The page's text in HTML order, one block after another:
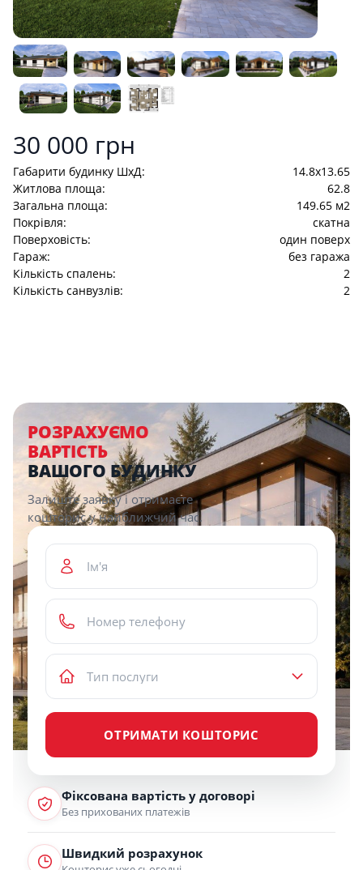
Product information
30 000 грн
Габарити будинку ШхД:
14.8x13.65
Житлова площа:
62.8
Загальна площа:
149.65 м2
Покрівля:
скатна
Поверховість:
один поверх
Гараж:
без гаража
Кількість спалень:
2
Кількість санвузлів:
2
Description
РОЗРАХУЄМО
ВАРТІСТЬ
ВАШОГО БУДИНКУ
Залиште заявку і отримаєте
кошторис у найближчий час.
ОТРИМАТИ КОШТОРИС
Фіксована вартість у договорі
Без прихованих платежів
Швидкий розрахунок